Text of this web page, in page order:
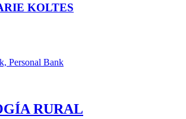
KOLTES
RURAL